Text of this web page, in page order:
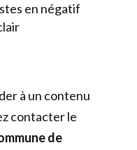
en négatif
à un contenu
contacter le
de